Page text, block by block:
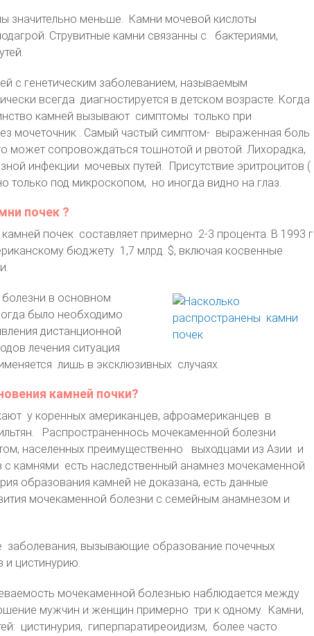
значительно меньше. Камни мочевой кислоты
Струвитные камни связанны с бактериями,
с генетическим заболеванием, называемым
всегда диагностируется в детском возрасте. Когда
камней вызывают симптомы только при
мочеточник . Самый частый симптом- выраженная боль
может сопровождаться тошнотой и рвотой. Лихорадка,
инфекции мочевых путей. Присутствие эритроцитов (
только под микроскопом, но иногда видно на глаз.
почек ?
почек составляет примерно 2-3 процента. В 1993 г
бюджету 1,7 млрд. $, включая косвенные
в основном
было необходимо
дистанционной
лечения ситуация
лишь в эксклюзивных случаях.
камней почки?
у коренных американцев, афроамериканцев в
Распространеннось мочекаменной болезни
населенных преимущественно выходцами из Азии и
камнями есть наследственный анамнез мочекаменной
образования камней не доказана, есть данные
мочекаменной болезни с семейным анамнезом и
заболевания, вызывающие образование почечных
и цистинурию.
мочекаменной болезнью наблюдается между
мужчин и женщин примерно три к одному. Камни,
цистинурия, гиперпаратиреоидизм, более часто